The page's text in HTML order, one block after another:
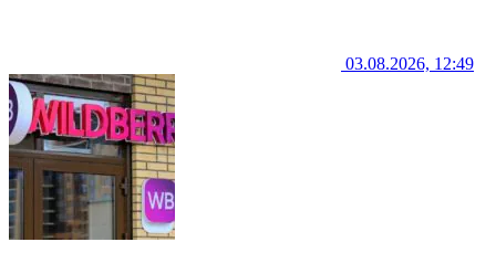
03.08.2026, 12:49